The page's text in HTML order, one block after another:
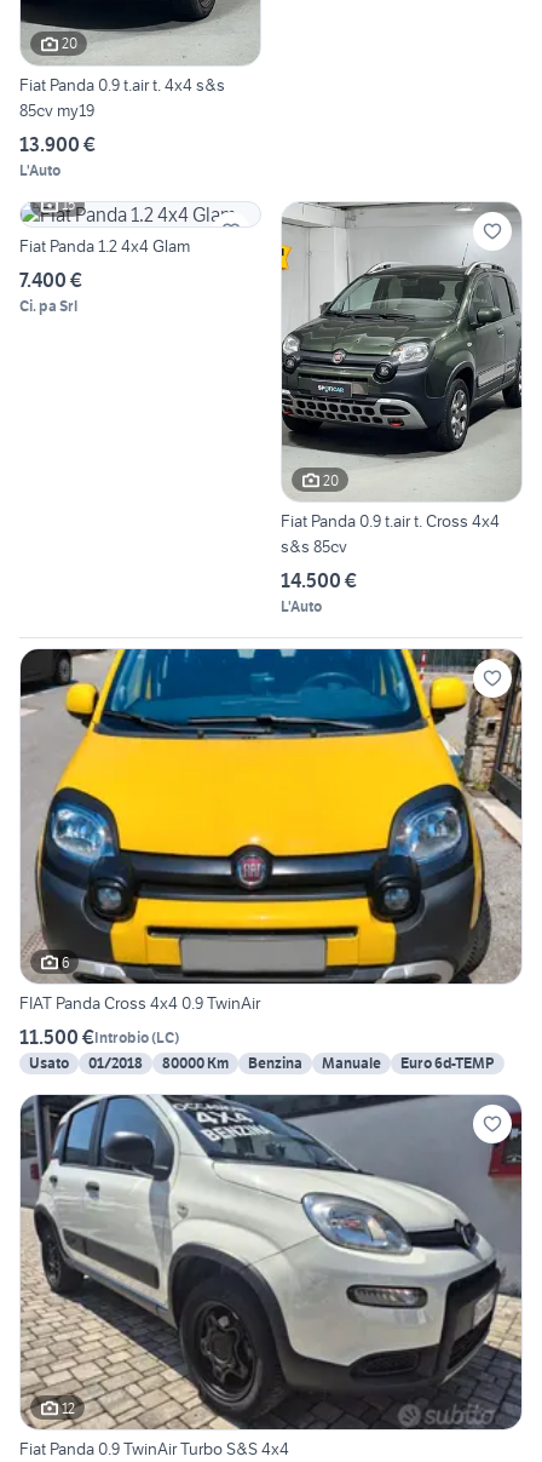
20
Fiat Panda 0.9 t.air t. 4x4 s&s
85cv my19
13.900 €
L'Auto
15
Fiat Panda 1.2 4x4 Glam
7.400 €
Ci. pa Srl
20
Fiat Panda 0.9 t.air t. Cross 4x4
s&s 85cv
14.500 €
L'Auto
6
FIAT Panda Cross 4x4 0.9 TwinAir
11.500 €Introbio(LC)
Usato
01/2018 80000 Km Benzina Manuale Euro 6d-TEMP
12
Fiat Panda 0.9 TwinAir Turbo S&S 4x4